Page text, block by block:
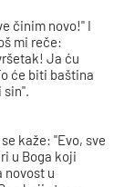
činim novo!" I
mi reče:
Ja ću
će biti baština
sin".
kaže: "Evo, sve
u Boga koji
novost u